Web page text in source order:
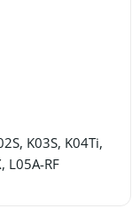
K03S, K04Ti,
L05A-RF